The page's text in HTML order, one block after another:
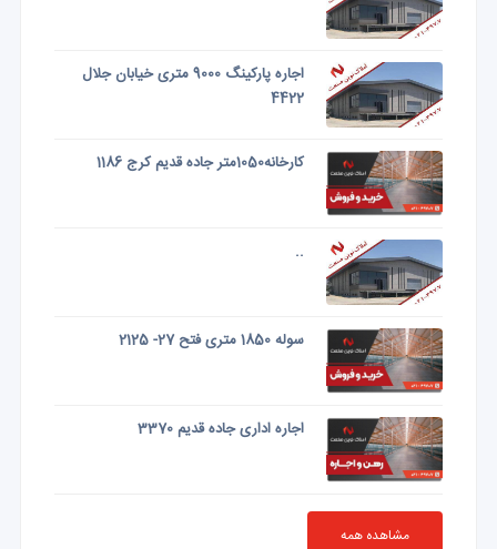
اجاره پارکینگ 9000 متری خیابان جلال
4422
کارخانه1050متر جاده قدیم کرج 1186
..
سوله 1850 متری فتح 27- 2125
اجاره اداری جاده قدیم 3370
مشاهده همه